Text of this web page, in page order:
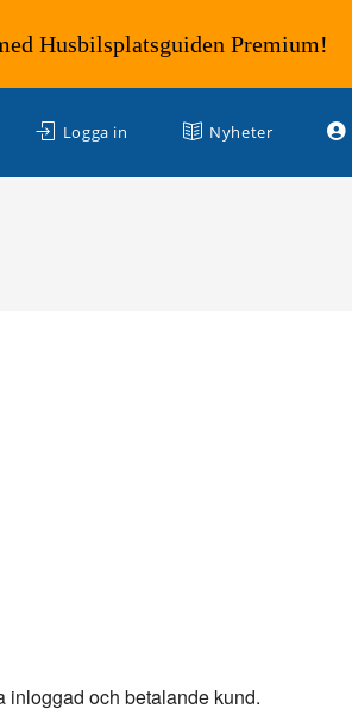
Logga in Nyheter
inloggad och betalande kund.
Husbilsplatsguiden Premium!